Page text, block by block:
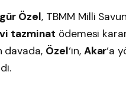
Özel, TBMM Milli
tazminat ödemesi
davada, Özel‘in, Akar‘a